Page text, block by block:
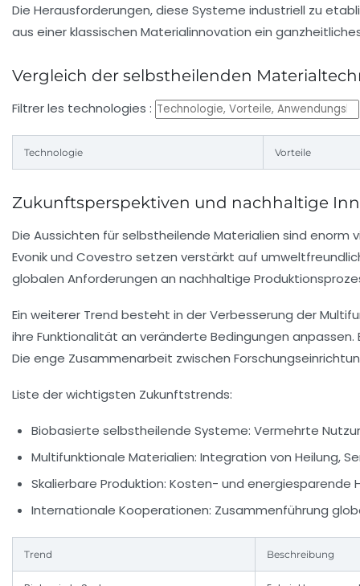
Die Herausforderungen, diese Systeme industriell zu
aus einer klassischen Materialinnovation ein
Vergleich der selbstheilenden
Filtrer les technologies :
Technologie Vorteile
Zukunftsperspektiven und nachhaltige
Die Aussichten für selbstheilende Materialien sind enorm
Evonik und Covestro setzen verstärkt auf
globalen Anforderungen an nachhaltige
Ein weiterer Trend besteht in der Verbesserung der
ihre Funktionalität an veränderte Bedingungen
Die enge Zusammenarbeit zwischen
Liste der wichtigsten Zukunftstrends:
Biobasierte selbstheilende Systeme: Vermehrte
Multifunktionale Materialien: Integration von Heilung,
Skalierbare Produktion: Kosten- und energiesparende
Internationale Kooperationen: Zusammenführung
Trend Beschreibung